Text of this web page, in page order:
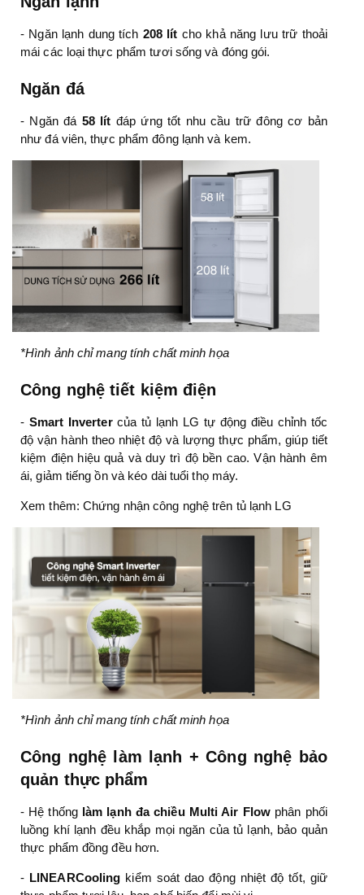
- Ngăn lạnh dung tích 208 lít cho khả năng lưu trữ thoải
mái các loại thực phẩm tươi sống và đóng gói.
Ngăn đá
- Ngăn đá 58 lít đáp ứng tốt nhu cầu trữ đông cơ bản
như đá viên, thực phẩm đông lạnh và kem.
*Hình ảnh chỉ mang tính chất minh họa
Công nghệ tiết kiệm điện
- Smart Invertercủa tủ lạnh LG tự động điều chỉnh tốc
độ vận hành theo nhiệt độ và lượng thực phẩm, giúp tiết
kiệm điện hiệu quả và duy trì độ bền cao. Vận hành êm
ái, giảm tiếng ồn và kéo dài tuổi thọ máy.
Xem thêm: Chứng nhận công nghệ trên tủ lạnh LG
*Hình ảnh chỉ mang tính chất minh họa
Công nghệ làm lạnh + Công nghệ bảo
quản thực phẩm
- Hệ thống làm lạnh đa chiều Multi Air Flow phân phối
luồng khí lạnh đều khắp mọi ngăn củatủ lạnh, bảo quản
thực phẩm đồng đều hơn.
- LINEARCooling kiểm soát dao động nhiệt độ tốt, giữ